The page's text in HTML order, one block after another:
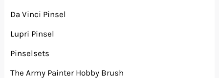
Da Vinci Pinsel
Lupri Pinsel
Pinselsets
The Army Painter Hobby Brush